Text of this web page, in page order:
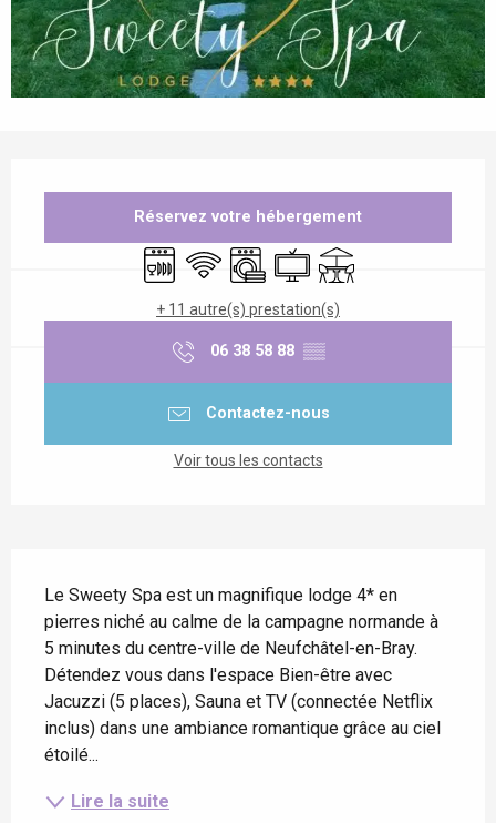
Réservez votre hébergement
Lave vaisselle
WiFi Lave lingeTélévision
Terrasse
+ 11 autre(s) prestation(s)
06 38 58 88 ▒▒
Contactez-nous
Voir tous les contacts
Le Sweety Spa est un magnifique lodge 4* en
pierres niché au calme de la campagne normande à
5 minutes du centre-ville de Neufchâtel-en-Bray.
Détendez vous dans l'espace Bien-être avec
Jacuzzi (5 places), Sauna et TV (connectée Netflix
inclus) dans une ambiance romantique grâce au ciel
étoilé...
Lire la suite